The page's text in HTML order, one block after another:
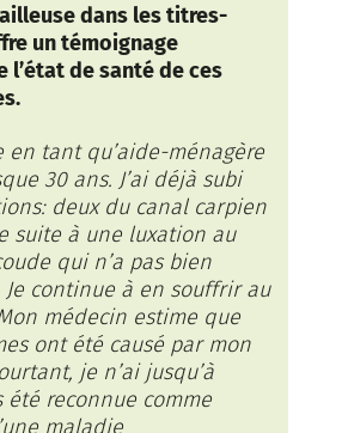
dans les titres-
un témoignage
l’état de santé de ces
en tant qu’aide-ménagère
30 ans. J’ai déjà subi
deux du canal carpien
suite à une luxation au
qui n’a pas bien
continue à en souffrir au
médecin estime que
ont été causé par mon
je n’ai jusqu’à
été reconnue comme
maladie